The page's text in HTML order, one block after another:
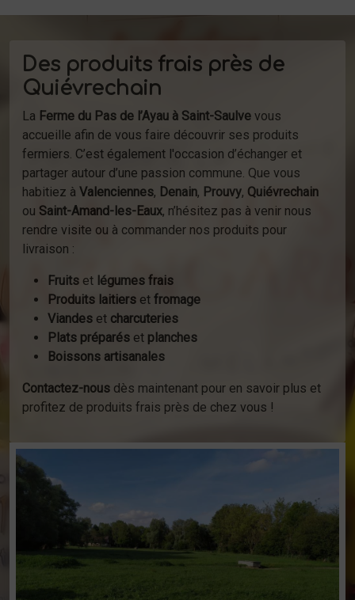
Des produits frais près de
Quiévrechain
La Ferme du Pas de l’Ayau à Saint-Saulve vous
accueille afin de vous faire découvrir ses produits
fermiers. C’est également l'occasion d’échanger et
partager autour d’une passion commune. Que vous
habitiez à Valenciennes, Denain, Prouvy, Quiévrechain
ou Saint-Amand-les-Eaux, n’hésitez pas à venir nous
rendre visite ou à commander nos produits pour
livraison :
Fruits et légumes frais
Produits laitiers et fromage
Viandes et charcuteries
Plats préparés et planches
Boissons artisanales
Contactez-nous dès maintenant pour en savoir plus et
profitez de produits frais près de chez vous !